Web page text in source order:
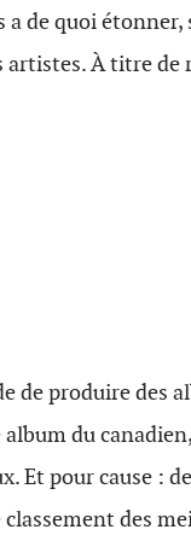
a de quoi
artistes. À titre de
de produire des
du
Et pour cause :
des